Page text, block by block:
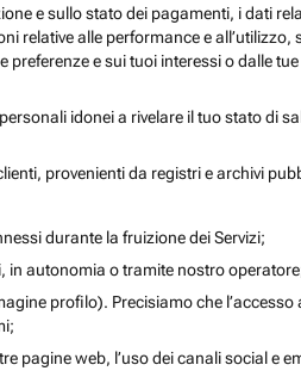
e sullo stato dei pagamenti, i dati
relative alle performance e
e sui tuoi interessi o dalle
idonei a rivelare il tuo stato di
provenienti da registri e archivi
durante la fruizione dei Servizi;
in autonomia o tramite nostro
profilo). Precisiamo che
pagine web, l’uso dei canali social e